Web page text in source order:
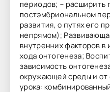
периодов; – расширить
постэмбриональном
развития, о путях его
непрямом);
внутренних факторов
хода онтогенеза;
зависимость
окружающей среды и от
урока: